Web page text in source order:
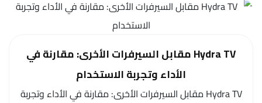
Hydra TV مقابل السيرفرات الأخرى: مقارنة في
الأداء وتجربة الاستخدام
Hydra TV مقابل السيرفرات الأخرى: مقارنة في الأداء وتجربة